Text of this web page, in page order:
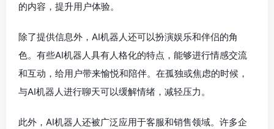
的内容，提升用户体验。
除了提供信息外，AI机器人还可以扮演娱乐和伴侣的角
色。有些AI机器人具有人格化的特点，能够进行情感交流
和互动，给用户带来愉悦和陪伴。在孤独或焦虑的时候，
与AI机器人进行聊天可以缓解情绪，减轻压力。
此外，AI机器人还被广泛应用于客服和销售领域。许多企